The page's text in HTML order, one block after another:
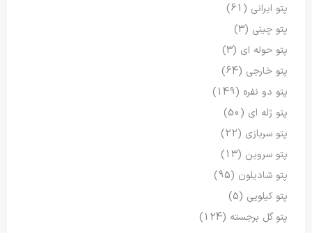
پتو ایرانی (61)
پتو چینی (3)
پتو حوله ای (3)
پتو خارجی (64)
پتو دو نفره (149)
پتو ژله ای (50)
پتو سربازی (22)
پتو سروین (13)
پتو شادیلون (95)
پتو کیلویی (5)
پتو گل برجسته (124)